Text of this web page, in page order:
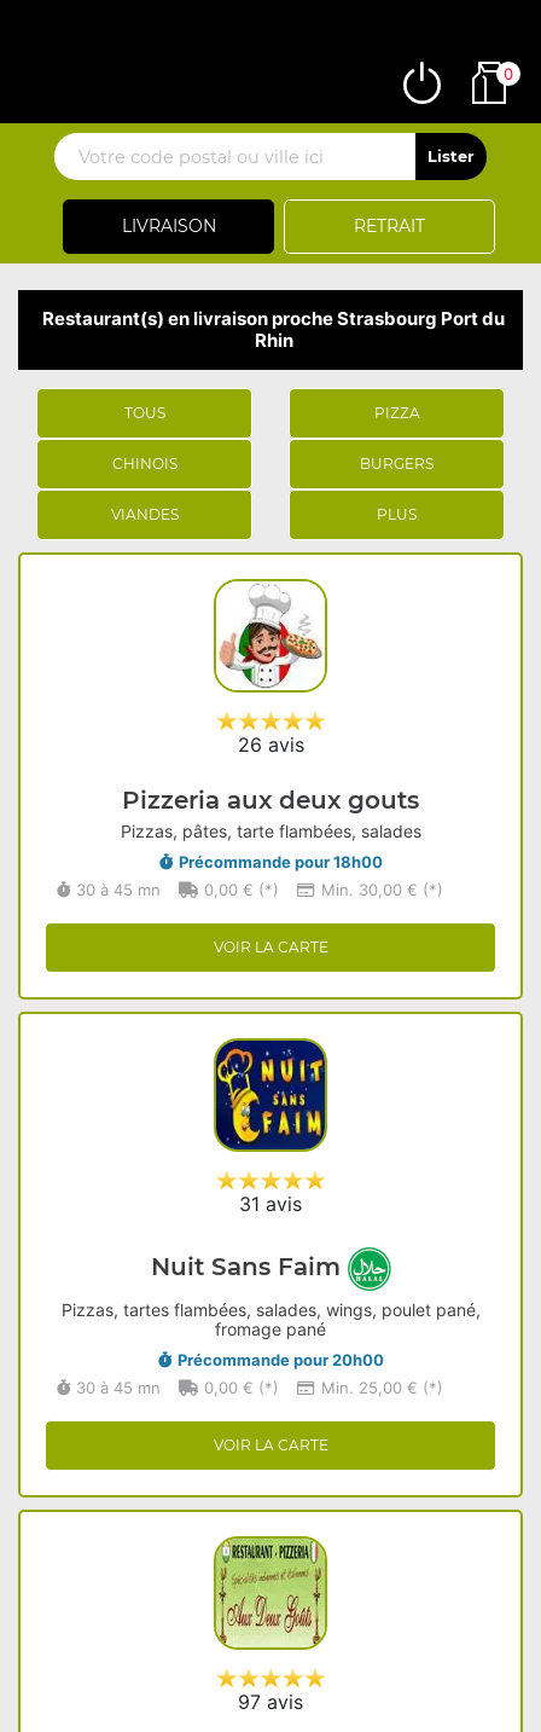
LIVRAISON RETRAIT
0
Restaurant(s) en livraison proche Strasbourg Port du
Rhin
TOUS PIZZA
CHINOIS BURGERS
VIANDES PLUS
26 avis
Pizzeria aux deux gouts
Pizzas, pâtes, tarte flambées, salades
Précommande pour 18h00
30 à 45 mn
0,00 € (*) Min. 30,00 € (*)
VOIR LA CARTE
31 avis
Nuit Sans Faim
Pizzas, tartes flambées, salades, wings, poulet pané,
fromage pané
Précommande pour 20h00
30 à 45 mn
0,00 € (*) Min. 25,00 € (*)
VOIR LA CARTE
97 avis